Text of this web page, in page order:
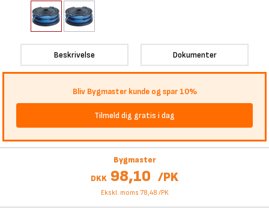
Beskrivelse Dokumenter
Bliv Bygmaster kunde og spar 10%
Tilmeld dig gratis i dag
Bygmaster
DKK 98,10 /PK
Ekskl. moms 78,48 /PK